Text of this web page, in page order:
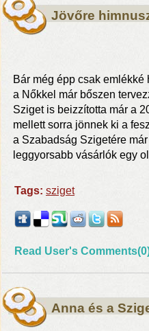
Jövőre
Bár még épp csak
a Nőkkel már bőszen
Sziget is beizzította már a
mellett sorra jönnek ki a
a Szabadság Szigetére
leggyorsabb vásárlók egy
Tags: sziget
Read User's
Anna és a